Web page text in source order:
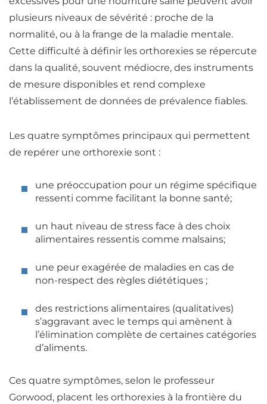
plusieurs niveaux de sévérité : proche de la
normalité, ou à la frange de la maladie mentale.
Cette difficulté à définir les orthorexies se répercute
dans la qualité, souvent médiocre, des instruments
de mesure disponibles et rend complexe
l’établissement de données de prévalence fiables.
Les quatre symptômes principaux qui permettent
de repérer une orthorexie sont :
une préoccupation pour un régime spécifique
ressenti comme facilitant la bonne santé;
un haut niveau de stress face à des choix
alimentaires ressentis comme malsains;
une peur exagérée de maladies en cas de
non-respect des règles diététiques ;
des restrictions alimentaires (qualitatives)
s’aggravant avec le temps qui amènent à
l’élimination complète de certaines catégories
d’aliments.
Ces quatre symptômes, selon le professeur
Gorwood, placent les orthorexies à la frontière du